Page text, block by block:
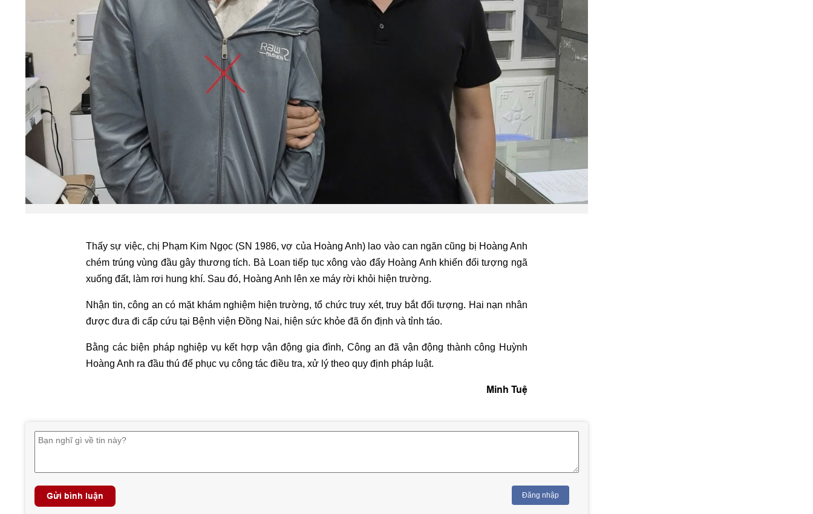
Thấy sự việc, chị Phạm Kim Ngọc (SN 1986, vợ của Hoàng Anh) lao vào can ngăn cũng bị Hoàng Anh
chém trúng vùng đầu gây thương tích. Bà Loan tiếp tục xông vào đẩy Hoàng Anh khiến đối tượng ngã
xuống đất, làm rơi hung khí. Sau đó, Hoàng Anh lên xe máy rời khỏi hiện trường.
Nhận tin, công an có mặt khám nghiệm hiện trường, tổ chức truy xét, truy bắt đối tượng. Hai nạn nhân
được đưa đi cấp cứu tại Bệnh viện Đồng Nai, hiện sức khỏe đã ổn định và tỉnh táo.
Bằng các biện pháp nghiệp vụ kết hợp vận động gia đình, Công an đã vận động thành công Huỳnh
Hoàng Anh ra đầu thú để phục vụ công tác điều tra, xử lý theo quy định pháp luật.
Minh Tuệ
Gửi bình luận Đăng nhập